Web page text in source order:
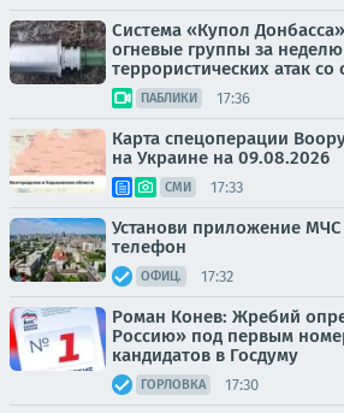
Система «Купол
огневые группы за
террористических атак
ПАБЛИКИ 17:36
Карта спецоперации
на Украине на 09.08.2026
СМИ 17:33
Установи приложение
телефон
ОФИЦ. 17:32
Роман Конев: Жребий
Россию» под первым
кандидатов в Госдуму
ГОРЛОВКА 17:30